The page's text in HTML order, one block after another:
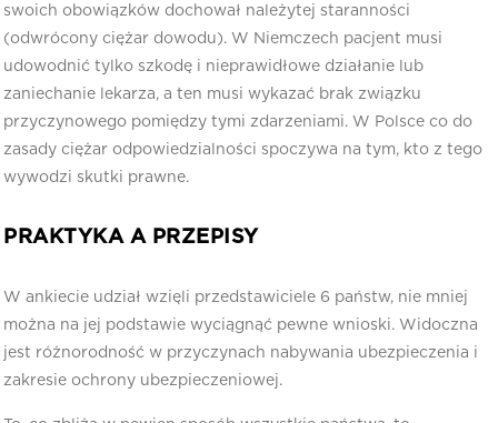
swoich obowiązków dochował należytej staranności
(odwrócony ciężar dowodu). W Niemczech pacjent musi
udowodnić tylko szkodę i nieprawidłowe działanie lub
zaniechanie lekarza, a ten musi wykazać brak związku
przyczynowego pomiędzy tymi zdarzeniami. W Polsce co do
zasady ciężar odpowiedzialności spoczywa na tym, kto z tego
wywodzi skutki prawne.
PRAKTYKA A PRZEPISY
W ankiecie udział wzięli przedstawiciele 6 państw, nie mniej
można na jej podstawie wyciągnąć pewne wnioski. Widoczna
jest różnorodność w przyczynach nabywania ubezpieczenia i
zakresie ochrony ubezpieczeniowej.